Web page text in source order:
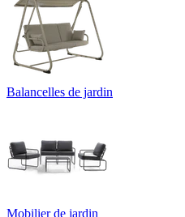
Balancelles de jardin
Mobilier de jardin